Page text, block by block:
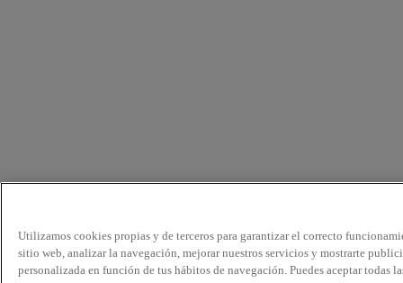
Utilizamos cookies propias y de terceros para garantizar el correcto
sitio web, analizar la navegación, mejorar nuestros servicios y mostrarte
personalizada en función de tus hábitos de navegación. Puedes aceptar todas